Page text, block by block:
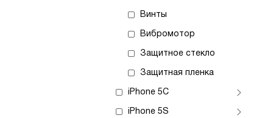
Винты
Вибромотор
Защитное стекло
Защитная пленка
iPhone 5C
iPhone 5S